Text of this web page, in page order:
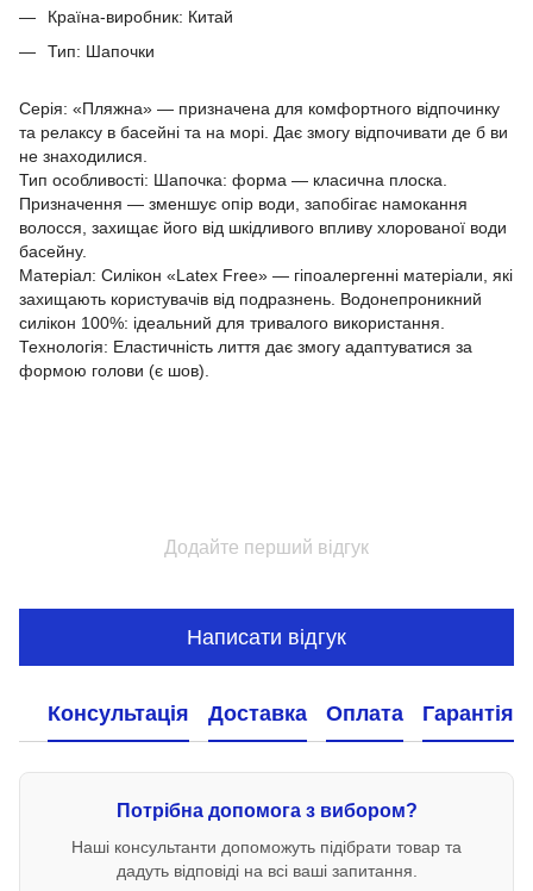
Країна-виробник: Китай
Тип: Шапочки
Серія: «Пляжна» — призначена для комфортного відпочинку
та релаксу в басейні та на морі. Дає змогу відпочивати де б ви
не знаходилися.
Тип особливості: Шапочка: форма — класична плоска.
Призначення — зменшує опір води, запобігає намокання
волосся, захищає його від шкідливого впливу хлорованої води
басейну.
Матеріал: Силікон «Latex Free» — гіпоалергенні матеріали, які
захищають користувачів від подразнень. Водонепроникний
силікон 100%: ідеальний для тривалого використання.
Технологія: Еластичність лиття дає змогу адаптуватися за
формою голови (є шов).
Додайте перший відгук
Написати відгук
Консультація Доставка Оплата Гарантія
Потрібна допомога з вибором?
Наші консультанти допоможуть підібрати товар та
дадуть відповіді на всі ваші запитання.